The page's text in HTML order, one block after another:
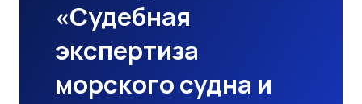
«Судебная
экспертиза
морского судна и